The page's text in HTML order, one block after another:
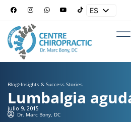
ES
Blog>Insights & Success Stories
Lumbalgia
julio 9, 2015
Dr. Marc Bony, DC